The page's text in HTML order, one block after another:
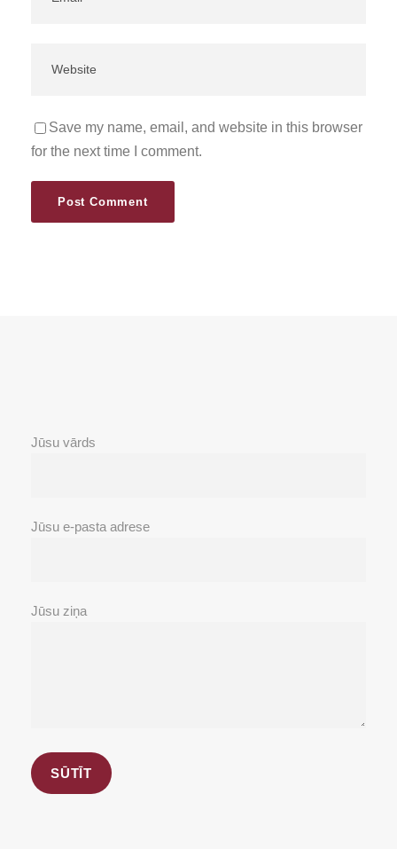
Save my name, email, and website in this browser
for the next time I comment.
Jūsu vārds
Jūsu e-pasta adrese
Jūsu ziņa